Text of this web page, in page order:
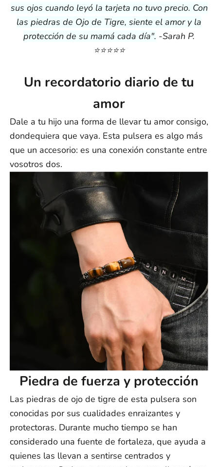
Europa: de 4 a 15 días laborables
Resto del mundo: de 5 a 25 días laborables
Nota: Los plazos de entrega son aproximados a partir del envío y
pueden variar debido a factores externos. No se pueden
garantizar las fechas exactas de entrega.
nuestro equipo te responderá lo antes posible.
sus ojos cuando leyó la tarjeta no tuvo precio. Con
las piedras de Ojo de Tigre, siente el amor y la
protección de su mamá cada día". -Sarah P.
⭐️⭐️⭐️⭐️⭐️
Un recordatorio diario de tu
amor
Dale a tu hijo una forma de llevar tu amor consigo,
dondequiera que vaya. Esta pulsera es algo más
que un accesorio: es una conexión constante entre
vosotros dos.
Piedra de fuerza y protección
Las piedras de ojo de tigre de esta pulsera son
conocidas por sus cualidades enraizantes y
protectoras. Durante mucho tiempo se han
considerado una fuente de fortaleza, que ayuda a
quienes las llevan a sentirse centrados y